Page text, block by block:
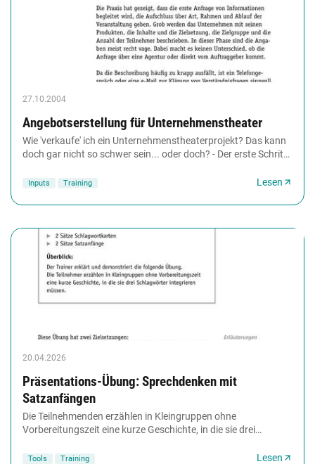
27.10.2004
Angebotserstellung für Unternehmenstheater
Wie 'verkaufe' ich ein Unternehmenstheaterprojekt? Das kann
doch gar nicht so schwer sein... oder doch? - Der erste Schritt
Inputs Training Lesen
20.04.2026
Präsentations-Übung: Sprechdenken mit
Satzanfängen
Die Teilnehmenden erzählen in Kleingruppen ohne
Vorbereitungszeit eine kurze Geschichte, in die sie drei
Tools Training Lesen